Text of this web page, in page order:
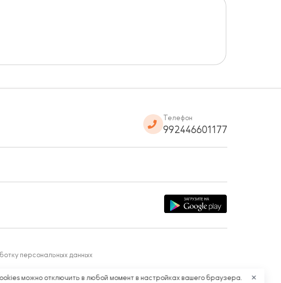
Телефон
992446601177
персональных данных
можно отключить в любой момент в настройках вашего браузера. ✕